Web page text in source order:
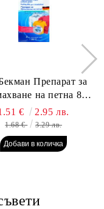
Препарат за
на петна 80
гр. Пауч
€ 2.95 лв.
1.68 € 3.29 лв.